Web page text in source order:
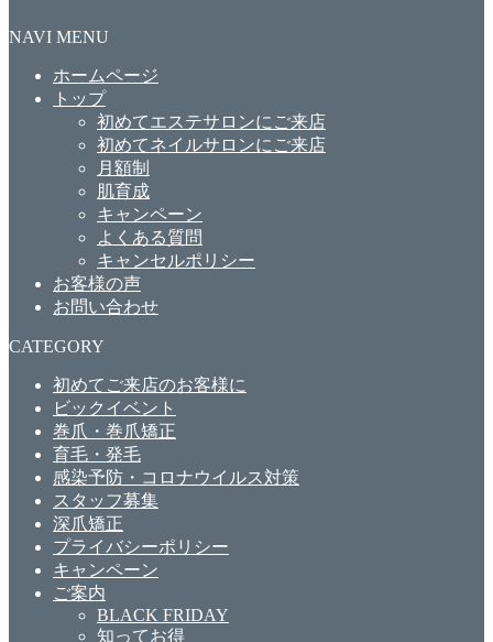
NAVI MENU
ホームページ
トップ
初めてエステサロンにご来店
初めてネイルサロンにご来店
月額制
肌育成
キャンペーン
よくある質問
キャンセルポリシー
お客様の声
お問い合わせ
CATEGORY
初めてご来店のお客様に
ビックイベント
巻爪・巻爪矯正
育毛・発毛
感染予防・コロナウイルス対策
スタッフ募集
深爪矯正
プライバシーポリシー
キャンペーン
ご案内
BLACK FRIDAY
知ってお得